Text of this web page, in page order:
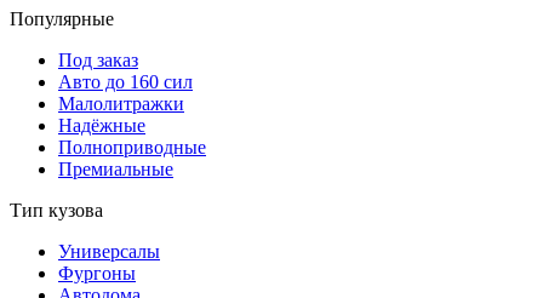
Популярные
Под заказ
Авто до 160 сил
Малолитражки
Надёжные
Полноприводные
Премиальные
Тип кузова
Универсалы
Фургоны